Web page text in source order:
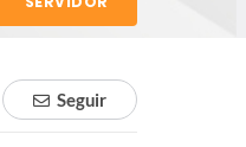
Seguir